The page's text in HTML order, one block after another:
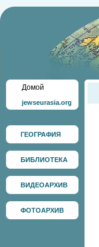
Домой
jewseurasia.org
ГЕОГРАФИЯ
БИБЛИОТЕКА
ВИДЕОАРХИВ
ФОТОАРХИВ